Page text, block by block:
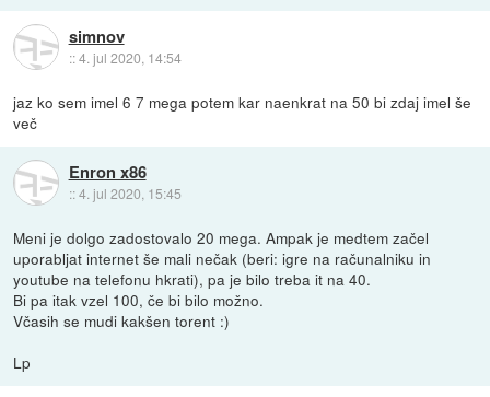
simnov
::4. jul 2020, 14:54
jaz ko sem imel 6 7 mega potem kar naenkrat na 50 bi zdaj imel še
več
Enron x86
::4. jul 2020, 15:45
Meni je dolgo zadostovalo 20 mega. Ampak je medtem začel
uporabljat internet še mali nečak (beri: igre na računalniku in
youtube na telefonu hkrati), pa je bilo treba it na 40.
Bi pa itak vzel 100, če bi bilo možno.
Včasih se mudi kakšen torent :)
Lp